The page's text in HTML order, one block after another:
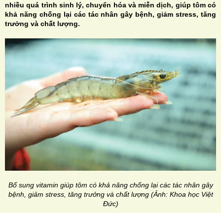
nhiều quá trình sinh lý, chuyển hóa và miễn dịch, giúp tôm có
khả năng chống lại các tác nhân gây bệnh, giảm stress, tăng
trưởng và chất lượng.
Bổ sung vitamin giúp tôm có khả năng chống lại các tác nhân gây
bệnh, giảm stress, tăng trưởng và chất lượng (Ảnh: Khoa học Việt
Đức)